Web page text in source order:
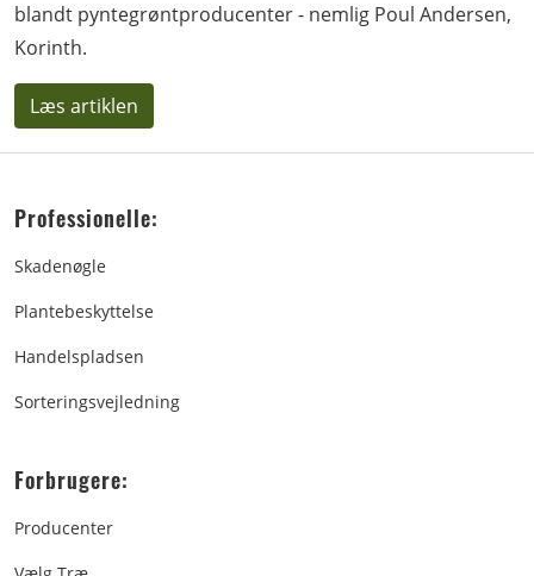
blandt pyntegrøntproducenter - nemlig Poul Andersen,
Korinth.
Læs artiklen
Professionelle:
Skadenøgle
Plantebeskyttelse
Handelspladsen
Sorteringsvejledning
Forbrugere:
Producenter